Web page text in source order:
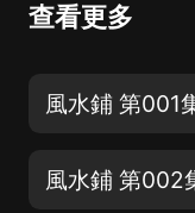
查看更多